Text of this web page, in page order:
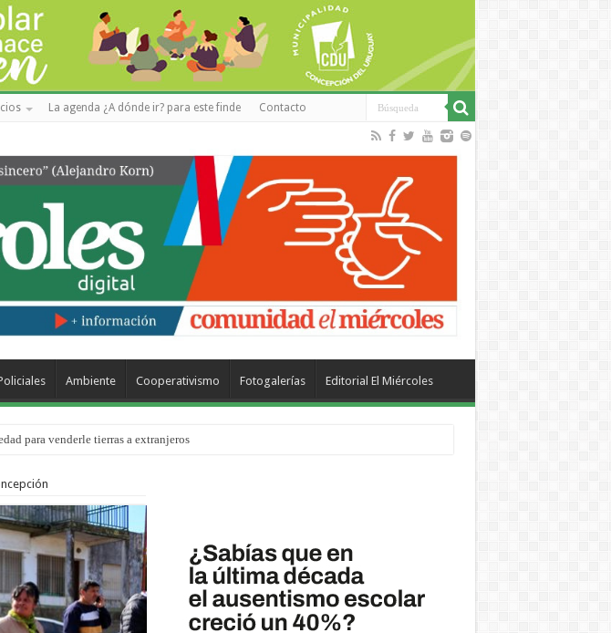
La agenda ¿A dónde ir? para este finde Contacto
Ambiente Cooperativismo Fotogalerías Editorial El Miércoles
para venderle tierras a extranjeros